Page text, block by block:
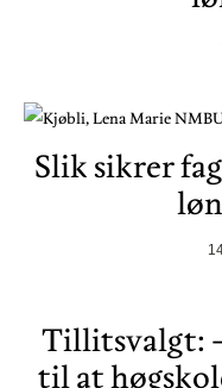
Slik sikrer
Tillitsvalgt:
til at